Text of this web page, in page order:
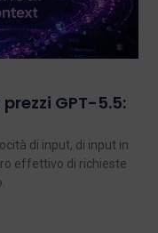
GPT-5.5:
di input, di input in
effettivo di richieste